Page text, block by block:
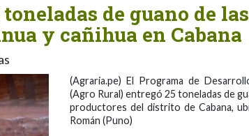
de guano de
y cañihua en Cabana
(Agraria.pe) El Programa de
(Agro Rural) entregó 25 toneladas de
productores del distrito de Cabana,
Román (Puno)